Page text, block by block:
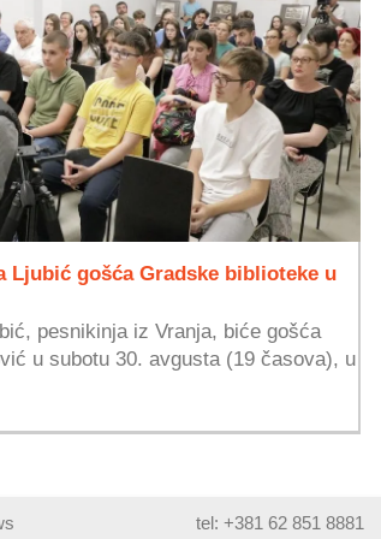
Ljubić gošća Gradske biblioteke u
pesnikinja iz Vranja, biće gošća
u subotu 30. avgusta (19 časova), u
tel: +381 62 851 8881